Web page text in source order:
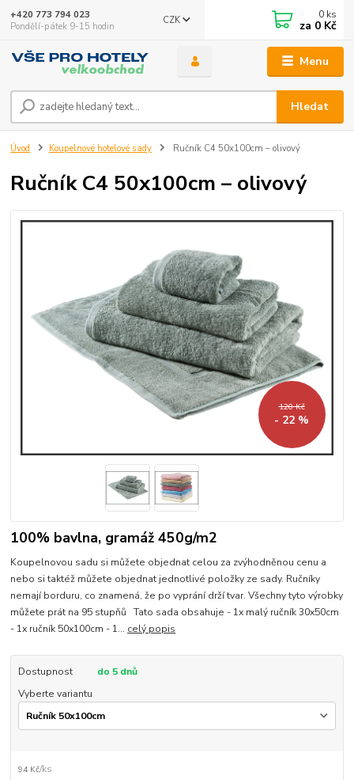
Menu
CZK
Hledat
+420 773 794 023
Pondělí-pátek 9-15 hodin
0 ks
za 0 Kč
Úvod Koupelnové hotelové sady Ručník C4 50x100cm – olivový
Ručník C4 50x100cm – olivový
120 Kč
- 22 %
100% bavlna, gramáž 450g/m2
Koupelnovou sadu si můžete objednat celou za zvýhodněnou cenu a
nebo si taktéž můžete objednat jednotlivé položky ze sady. Ručníky
nemají borduru, co znamená, že po vyprání drží tvar. Všechny tyto výrobky
můžete prát na 95 stupňů Tato sada obsahuje - 1x malý ručník 30x50cm
- 1x ručník 50x100cm - 1... celý popis
Dostupnost
do 5 dnů
Vyberte variantu
94 Kč/ks